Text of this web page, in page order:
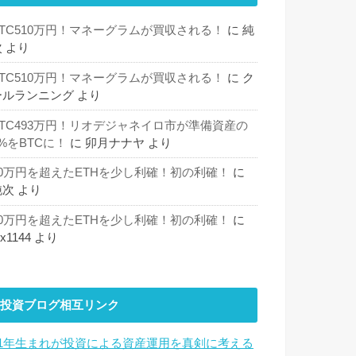
万円！マネーグラムが買収される！ に 純
より
万円！マネーグラムが買収される！ に ク
ルランニング より
万円！リオデジャネイロ市が準備資産の
をBTCに！
に 卯月ナナヤ より
万円を超えたETHを少し利確！初の利確！
に
より
万円を超えたETHを少し利確！初の利確！
に
より
投資ブログ相互リンク
年生まれが投資による資産運用を真剣に考える